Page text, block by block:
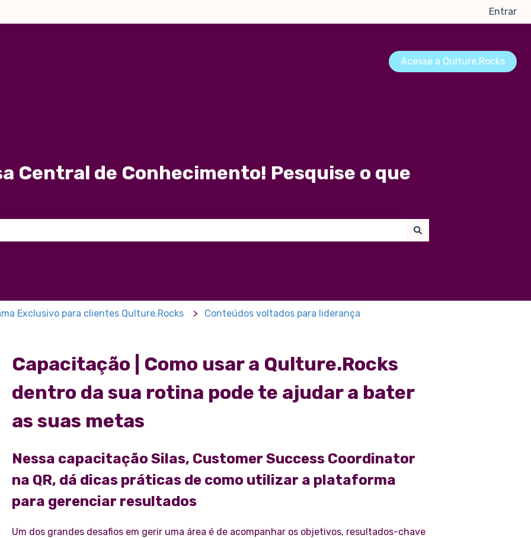
Entrar
Acesse a Qulture.Rocks
Central de Conhecimento! Pesquise o que
Exclusivo para clientes Qulture.Rocks Conteúdos voltados para liderança
Capacitação | Como usar a Qulture.Rocks
dentro da sua rotina pode te ajudar a bater
as suas metas
Nessa capacitação Silas, Customer Success Coordinator
na QR, dá dicas práticas de como utilizar a plataforma
para gerenciar resultados
Um dos grandes desafios em gerir uma área é de acompanhar os objetivos, resultados-chave